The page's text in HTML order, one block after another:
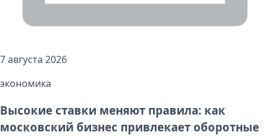
7 августа 2026
экономика
Высокие ставки меняют правила: как
московский бизнес привлекает оборотные